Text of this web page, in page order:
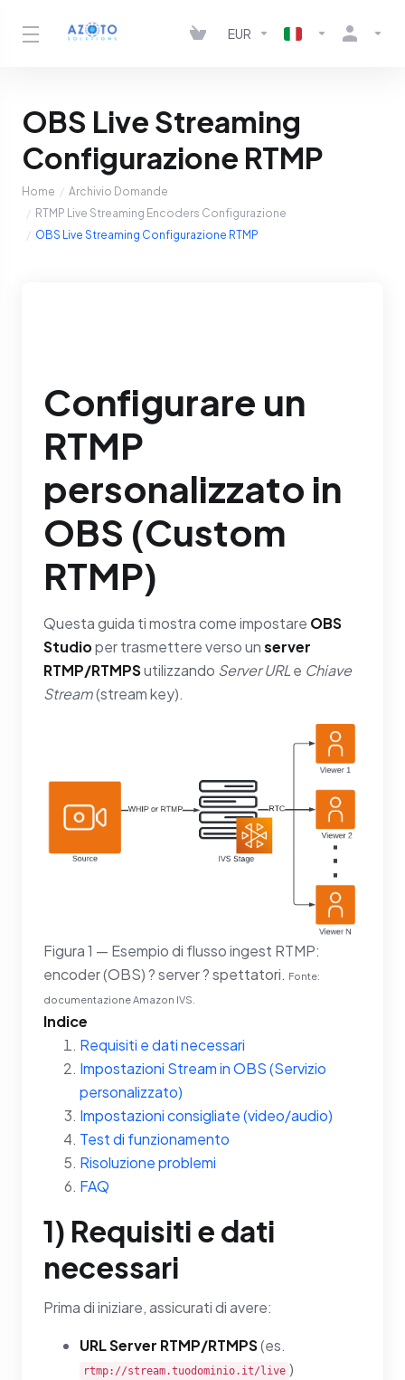
EUR
OBS Live Streaming
Configurazione RTMP
Home
Archivio Domande
RTMP Live Streaming Encoders Configurazione
OBS Live Streaming Configurazione RTMP
Configurare un
RTMP
personalizzato in
OBS (Custom
RTMP)
Questa guida ti mostra come impostare OBS
Studioper trasmettere verso unserver
RTMP/RTMPSutilizzando Server URLe Chiave
Stream(stream key).
Figura 1 — Esempio di flusso ingest RTMP:
encoder (OBS) ? server ? spettatori. Fonte:
documentazione Amazon IVS.
Indice
Requisiti e dati necessari
Impostazioni Stream in OBS (Servizio
personalizzato)
Impostazioni consigliate (video/audio)
Test di funzionamento
Risoluzione problemi
FAQ
1) Requisiti e dati
necessari
Prima di iniziare, assicurati di avere:
URL Server RTMP/RTMPS(es.
rtmp://stream.tuodominio.it/live )